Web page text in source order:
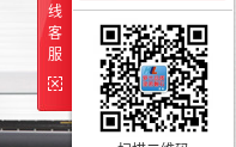
线
客
服